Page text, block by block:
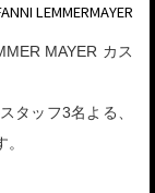
LEMMERMAYER
MAYER カス
タッフ3名よる、